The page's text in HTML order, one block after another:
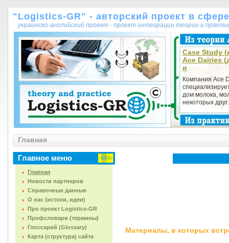
"Logistics-GR" - авторский проект в
украинско-английский проект - проект интеграции теории и
Case Study
Асе Dairies
и
Компания Асе
дом молока,
некоторых
Главная
Главное меню
Главная
Новости партнеров
Справочные данные
О нас (истоки, идеи)
Про проект Logistics-GR
Профсловари (термины)
Глоссарий (Glossary)
Карта (структура) сайта
Материалы, в которых